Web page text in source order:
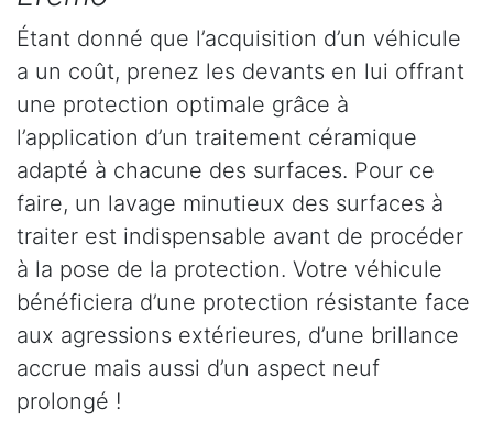
Étant donné que l’acquisition d’un véhicule
a un coût, prenez les devants en lui offrant
une protection optimale grâce à
l’application d’un traitement céramique
adapté à chacune des surfaces. Pour ce
faire, un lavage minutieux des surfaces à
traiter est indispensable avant de procéder
à la pose de la protection. Votre véhicule
bénéficiera d’une protection résistante face
aux agressions extérieures, d’une brillance
accrue mais aussi d’un aspect neuf
prolongé !